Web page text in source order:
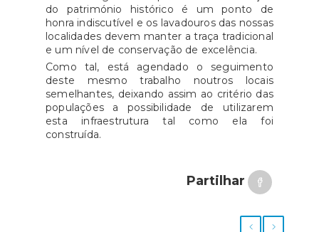
do património histórico é um ponto de
honra indiscutível e os lavadouros das nossas
localidades devem manter a traça tradicional
e um nível de conservação de excelência.
Como tal, está agendado o seguimento
deste mesmo trabalho noutros locais
semelhantes, deixando assim ao critério das
populações a possibilidade de utilizarem
esta infraestrutura tal como ela foi
construída.
Partilhar